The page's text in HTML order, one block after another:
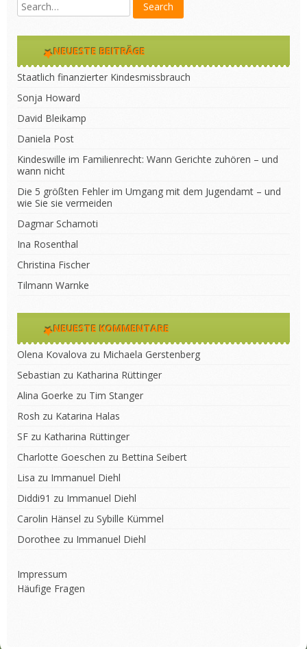
NEUESTE BEITRÄGE
Staatlich finanzierter Kindesmissbrauch
Sonja Howard
David Bleikamp
Daniela Post
Kindeswille im Familienrecht: Wann Gerichte zuhören – und
wann nicht
Die 5 größten Fehler im Umgang mit dem Jugendamt – und
wie Sie sie vermeiden
Dagmar Schamoti
Ina Rosenthal
Christina Fischer
Tilmann Warnke
NEUESTE KOMMENTARE
Olena Kovalova zu Michaela Gerstenberg
Sebastian zu Katharina Rüttinger
Alina Goerke zu Tim Stanger
Rosh zu Katarina Halas
SF zu Katharina Rüttinger
Charlotte Goeschen zu Bettina Seibert
Lisa zu Immanuel Diehl
Diddi91 zu Immanuel Diehl
Carolin Hänsel zu Sybille Kümmel
Dorothee zu Immanuel Diehl
Impressum
Häufige Fragen